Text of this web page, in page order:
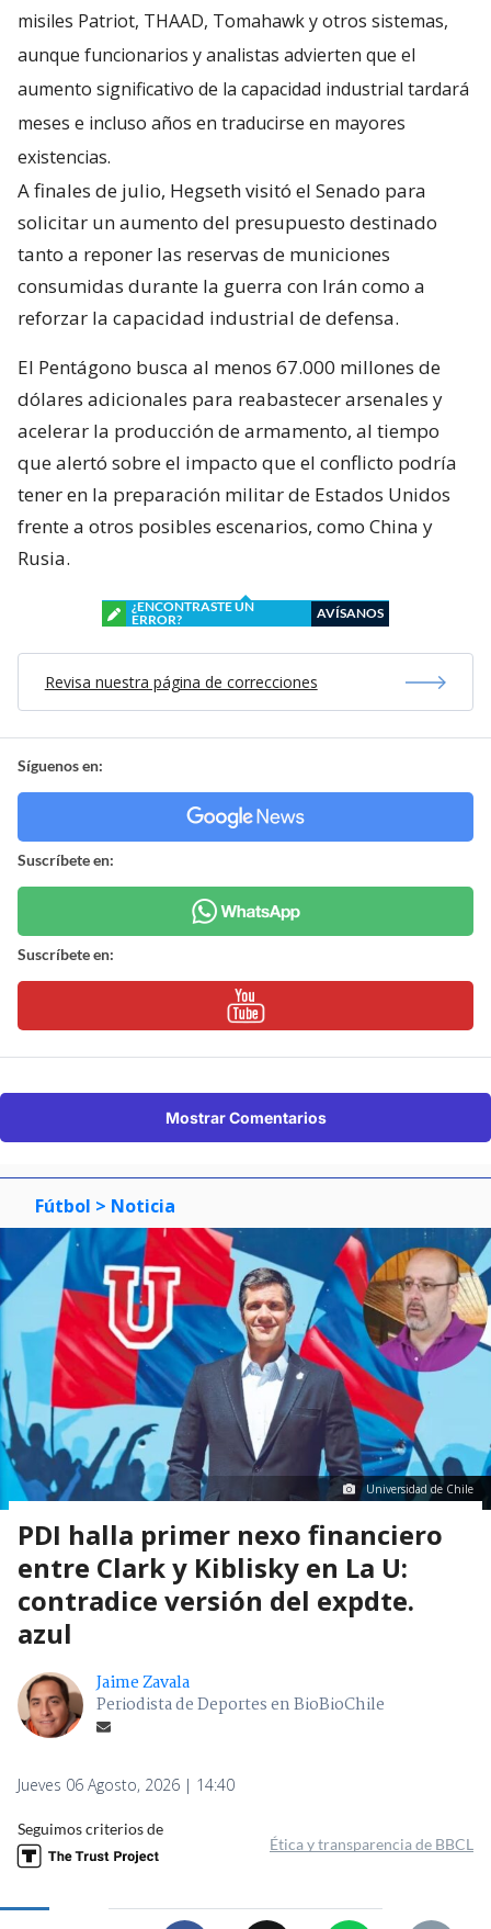
misiles Patriot, THAAD, Tomahawk y otros sistemas,
aunque funcionarios y analistas advierten que el
aumento significativo de la capacidad industrial tardará
meses e incluso años en traducirse en mayores
existencias.
A finales de julio, Hegseth visitó el Senado para
solicitar un aumento del presupuesto destinado
tanto a reponer las reservas de municiones
consumidas durante la guerra con Irán como a
reforzar la capacidad industrial de defensa.
El Pentágono busca al menos 67.000 millones de
dólares adicionales para reabastecer arsenales y
acelerar la producción de armamento, al tiempo
que alertó sobre el impacto que el conflicto podría
tener en la preparación militar de Estados Unidos
frente a otros posibles escenarios, como China y
Rusia.
¿ENCONTRASTE UN
ERROR?
AVÍSANOS
Revisa nuestra página de correcciones
Síguenos en:
Suscríbete en:
Suscríbete en:
Mostrar Comentarios
Fútbol > Noticia
Universidad de Chile
PDI halla primer nexo financiero
entre Clark y Kiblisky en La U:
contradice versión del expdte.
azul
Jaime Zavala
Periodista de Deportes en BioBioChile
Jueves 06 Agosto, 2026 | 14:40
Seguimos criterios de
Ética y transparencia de BBCL